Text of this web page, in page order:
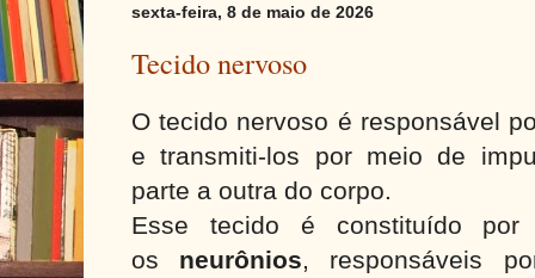
sexta-feira, 8 de maio de 2026
Tecido nervoso
O tecido nervoso é responsável
e transmiti-los por meio de
parte a outra do corpo.
Esse tecido é constituído
os neurônios, responsáveis